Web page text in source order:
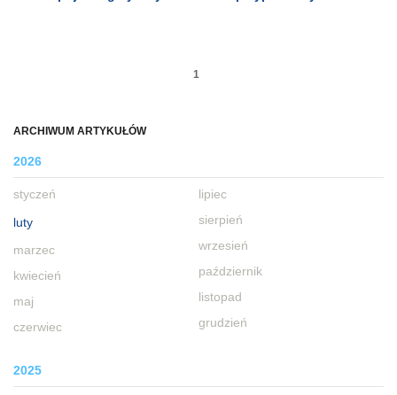
ARCHIWUM ARTYKUŁÓW
2026
styczeń
luty
marzec
kwiecień
maj
czerwiec
lipiec
sierpień
wrzesień
październik
listopad
grudzień
2025
1